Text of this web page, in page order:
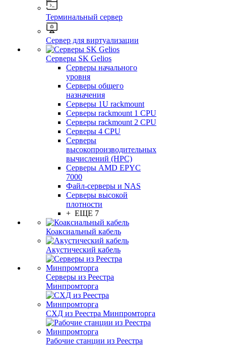
Терминальный сервер
Сервер для виртуализации
Серверы SK Gelios
Серверы начального
уровня
Серверы общего
назначения
Серверы 1U rackmount
Серверы rackmount 1 CPU
Серверы rackmount 2 CPU
Серверы 4 CPU
Серверы
высокопроизводительных
вычислений (HPC)
Серверы AMD EPYC
7000
Файл-серверы и NAS
Серверы высокой
плотности
+ ЕЩЕ 7
Коаксиальный кабель
Акустический кабель
Серверы из Реестра
Минпромторга
СХД из Реестра Минпромторга
Рабочие станции из Реестра